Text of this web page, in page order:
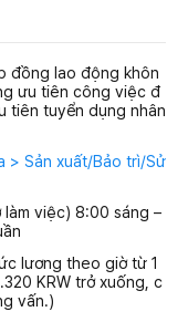
đồng lao động khôn
ưu tiên công việc đ
tiên tuyển dụng nhân
> Sản xuất/Bảo trì/Sử
việc) 8:00 sáng –
lương theo giờ từ 1
KRW trở xuống, c
vấn.)